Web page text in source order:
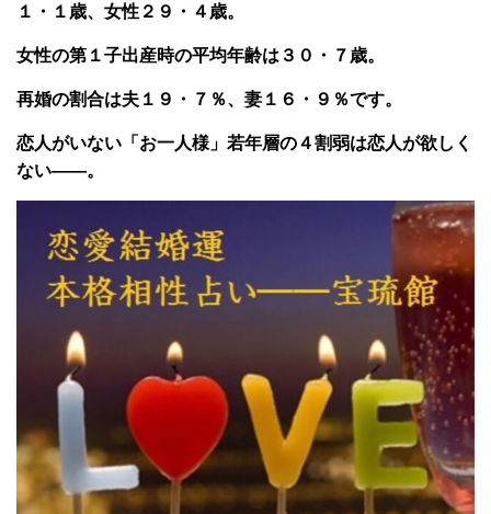
１・１歳、女性２９・４歳。
女性の第１子出産時の平均年齢は３０・７歳。
再婚の割合は夫１９・７％、妻１６・９％です。
恋人がいない「お一人様」若年層の４割弱は恋人が欲しく
ない――。